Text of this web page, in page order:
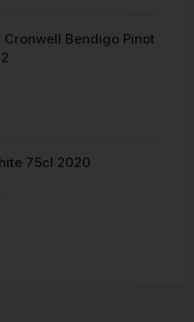
Cronwell Bendigo Pinot
75cl 2020